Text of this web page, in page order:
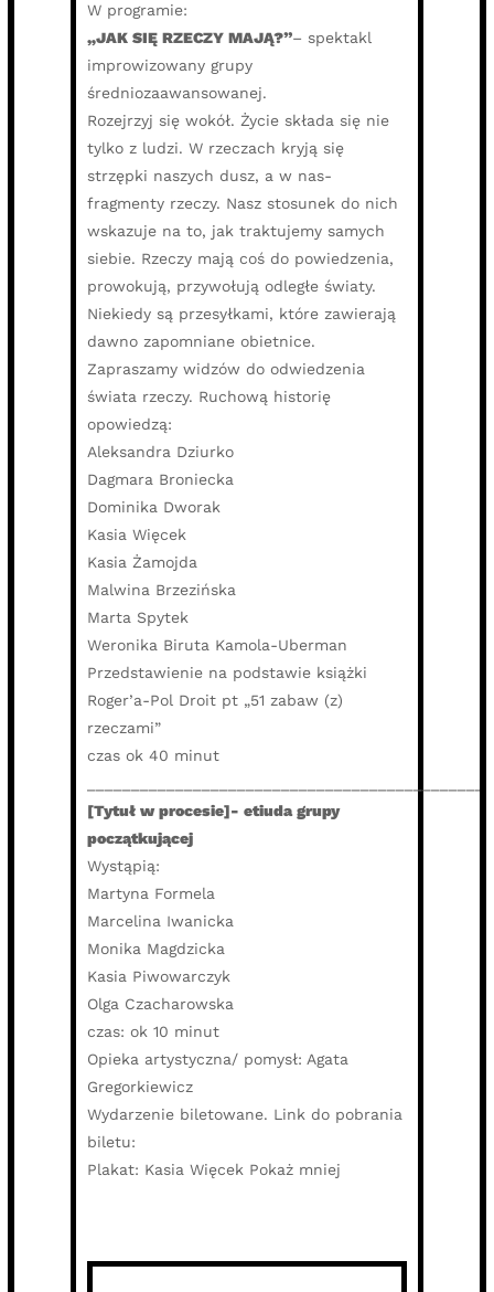
W programie:
„JAK SIĘ RZECZY MAJĄ?”– spektakl
improwizowany grupy
średniozaawansowanej.
Rozejrzyj się wokół. Życie składa się nie
tylko z ludzi. W rzeczach kryją się
strzępki naszych dusz, a w nas-
fragmenty rzeczy. Nasz stosunek do nich
wskazuje na to, jak traktujemy samych
siebie. Rzeczy mają coś do powiedzenia,
prowokują, przywołują odległe światy.
Niekiedy są przesyłkami, które zawierają
dawno zapomniane obietnice.
Zapraszamy widzów do odwiedzenia
świata rzeczy. Ruchową historię
opowiedzą:
Aleksandra Dziurko
Dagmara Broniecka
Dominika Dworak
Kasia Więcek
Kasia Żamojda
Malwina Brzezińska
Marta Spytek
Weronika Biruta Kamola-Uberman
Przedstawienie na podstawie książki
Roger’a-Pol Droit pt „51 zabaw (z)
rzeczami”
czas ok 40 minut
[Tytuł w procesie]- etiuda grupy
początkującej
Wystąpią:
Martyna Formela
Marcelina Iwanicka
Monika Magdzicka
Kasia Piwowarczyk
Olga Czacharowska
czas: ok 10 minut
Opieka artystyczna/ pomysł: Agata
Gregorkiewicz
Wydarzenie biletowane. Link do pobrania
biletu:
Plakat: Kasia Więcek Pokaż mniej